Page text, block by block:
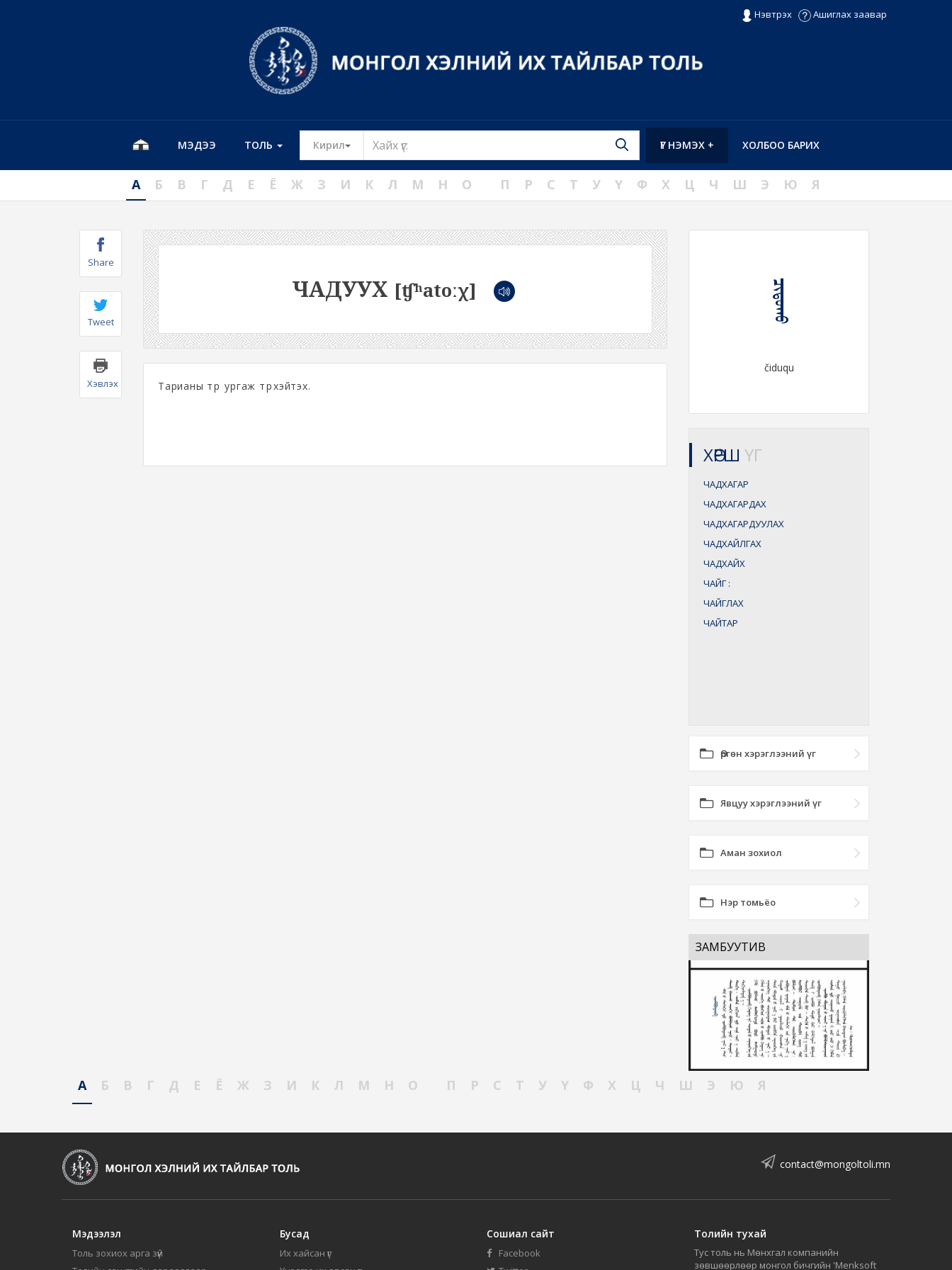
Нэвтрэх Ашиглах заавар
МЭДЭЭ ТОЛЬ Кирил Toggle Dropdown ХОЛБОО БАРИХ
ҮГ НЭМЭХ +
А Б В Г Д Е Ё Ж З И К Л М Н О П Р С Т У Ү Ф Х Ц Ч Ш Э Ю Я
Share
Tweet
Хэвлэх
ЧАДУУХ [ʧʰatoːχ]
Тарианы түрүү ургаж түрүүхэйтэх.
ᠴᠢᠳᠤᠬᠤ
čiduqu
ХӨРШ ҮГ
ЧАДХАГАР
ЧАДХАГАРДАХ
ЧАДХАГАРДУУЛАХ
ЧАДХАЙЛГАХ
ЧАДХАЙХ
ЧАЙГ :
ЧАЙГЛАХ
ЧАЙТАР
Өргөн хэрэглээний үг
Явцуу хэрэглээний үг
Аман зохиол
Нэр томьёо
ЗАМБУУТИВ
А Б В Г Д Е Ё Ж З И К Л М Н О П Р С Т У Ү Ф Х Ц Ч Ш Э Ю Я
contact@mongoltoli.mn
Мэдээлэл
Толь зохиох арга зүй
Бусад
Их хайсан үг
Сошиал сайт
Facebook
Толийн тухай
Тус толь нь Мөнхгал компанийн
зөвшөөрлөөр монгол бичгийн 'Menksoft